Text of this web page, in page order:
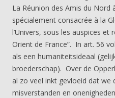
La Réunion des Amis du Nord
spécialement consacrée à la
l’Univers, sous les auspices et
Orient de France”. In art. 56
als een humaniteitsideaal
broederschap). Over de
al zo veel inkt gevloeid dat we
misverstanden en